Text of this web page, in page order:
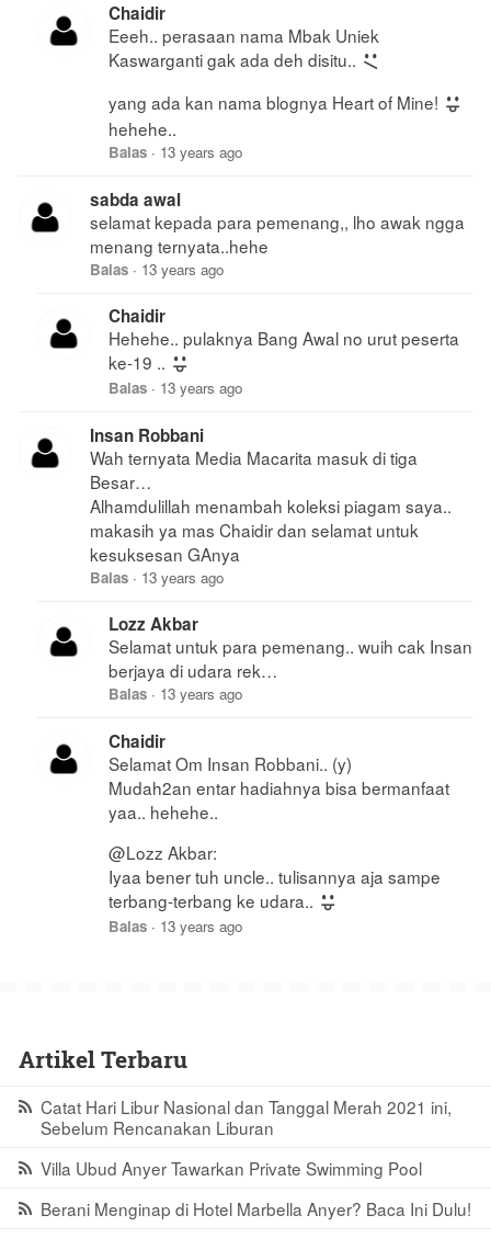
Chaidir
Eeeh.. perasaan nama Mbak Uniek
Kaswarganti gak ada deh disitu..
yang ada kan nama blognya Heart of Mine!
hehehe..
Balas · 13 years ago
sabda awal
selamat kepada para pemenang,, lho awak ngga
menang ternyata..hehe
Balas · 13 years ago
Chaidir
Hehehe.. pulaknya Bang Awal no urut peserta
ke-19 ..
Balas · 13 years ago
Insan Robbani
Wah ternyata Media Macarita masuk di tiga
Besar…
Alhamdulillah menambah koleksi piagam saya..
makasih ya mas Chaidir dan selamat untuk
kesuksesan GAnya
Balas · 13 years ago
Lozz Akbar
Selamat untuk para pemenang.. wuih cak Insan
berjaya di udara rek…
Balas · 13 years ago
Chaidir
Selamat Om Insan Robbani.. (y)
Mudah2an entar hadiahnya bisa bermanfaat
yaa.. hehehe..
@Lozz Akbar:
Iyaa bener tuh uncle.. tulisannya aja sampe
terbang-terbang ke udara..
Balas · 13 years ago
Artikel Terbaru
Catat Hari Libur Nasional dan Tanggal Merah 2021 ini,
Sebelum Rencanakan Liburan
Villa Ubud Anyer Tawarkan Private Swimming Pool
Berani Menginap di Hotel Marbella Anyer? Baca Ini Dulu!